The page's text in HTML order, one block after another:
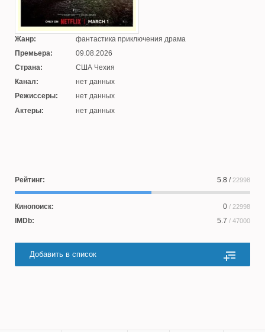
Жанр:
фантастика приключения драма
Премьера:
09.08.2026
Страна:
США Чехия
Канал:
нет данных
Режиссеры:
нет данных
Актеры:
нет данных
Рейтинг: 5.8 / 22998
Кинопоиск: 0 / 22998
IMDb: 5.7 / 47000
Добавить в список